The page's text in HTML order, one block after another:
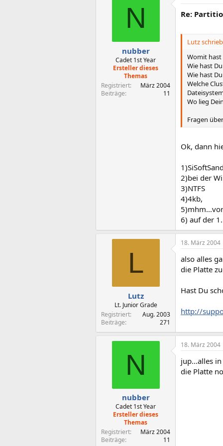
N
nubber
Cadet 1st Year
Ersteller dieses
Themas
Registriert
März 2004
Beiträge
11
Re:
Lutz
Womit hast
Wie hast
Wie hast
Welche
Wo lieg
Fragen
Ok, dann
2)bei der
3)NTFS
4)4kb,
6) auf der
L
Lutz
Lt. Junior Grade
Registriert
Aug. 2003
Beiträge
271
18. März 2004
also alles
die Platte
Hast Du
http://
N
nubber
Cadet 1st Year
Ersteller dieses
Themas
Registriert
März 2004
Beiträge
11
18. März 2004
jup...alles
die Platte